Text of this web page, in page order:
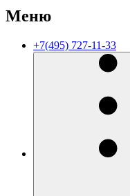
Меню
+7(495) 727-11-33